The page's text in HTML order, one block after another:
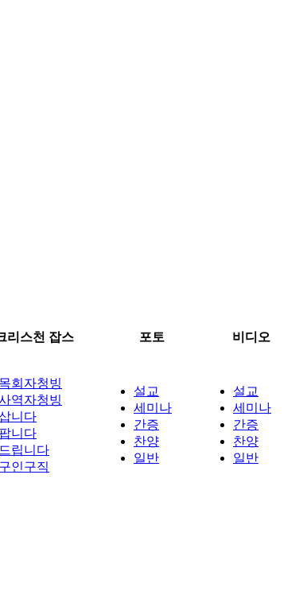
리스천 잡스 포토 비디오
목회자청빙
역자청빙
니다
팝니다
드립니다
구인구직
설교
세미나
간증
찬양
일반
설교
세미나
간증
찬양
일반